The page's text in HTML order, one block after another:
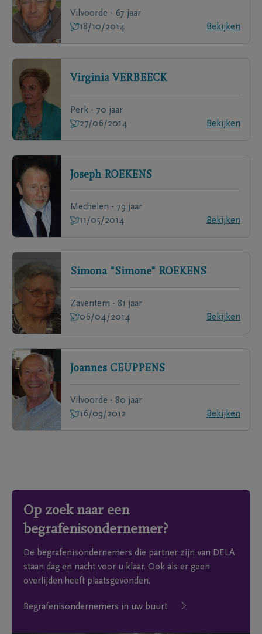
Vilvoorde - 67 jaar
18/10/2014
Bekijken
Virginia VERBEECK
Perk - 70 jaar
27/06/2014
Bekijken
Joseph ROEKENS
Mechelen - 79 jaar
11/05/2014
Bekijken
Simona "Simone" ROEKENS
Zaventem - 81 jaar
06/04/2014
Bekijken
Joannes CEUPPENS
Vilvoorde - 80 jaar
16/09/2012
Bekijken
Op zoek naar een
begrafenisondernemer?
De begrafenisondernemers die partner zijn van DELA
staan dag en nacht voor u klaar. Ook als er geen
overlijden heeft plaatsgevonden.
Begrafenisondernemers in uw buurt